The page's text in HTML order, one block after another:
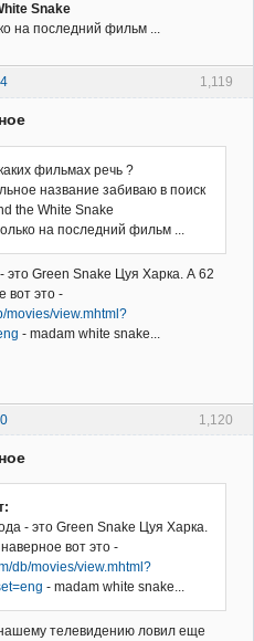
Snake
на последний фильм ...
1,119
фильмах речь ?
название забиваю в поиск
the White Snake
на последний фильм ...
это Green Snake Цуя Харка. А 62
вот это -
movies/view.mhtml?
- madam white snake...
1,120
- это Green Snake Цуя Харка.
вот это -
db/movies/view.mhtml?
- madam white snake...
телевидению ловил еще